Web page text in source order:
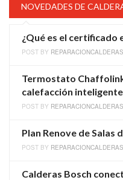
NOVEDADES DE
¿Qué es el certificado
POST BY
Termostato
calefacción
POST BY
Plan Renove de Salas
POST BY
Calderas Bosch